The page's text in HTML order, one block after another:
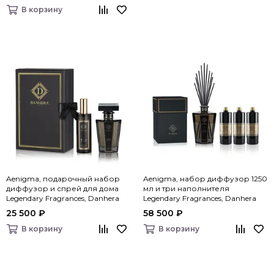
В корзину
Aenigma, подарочный набор
диффузор и спрей для дома
Legendary Fragrances, Danhera
Italy
25 500 ₽
В корзину
Aenigma, набор диффузор 1250
мл и три наполнителя
Legendary Fragrances, Danhera
Italy
58 500 ₽
В корзину